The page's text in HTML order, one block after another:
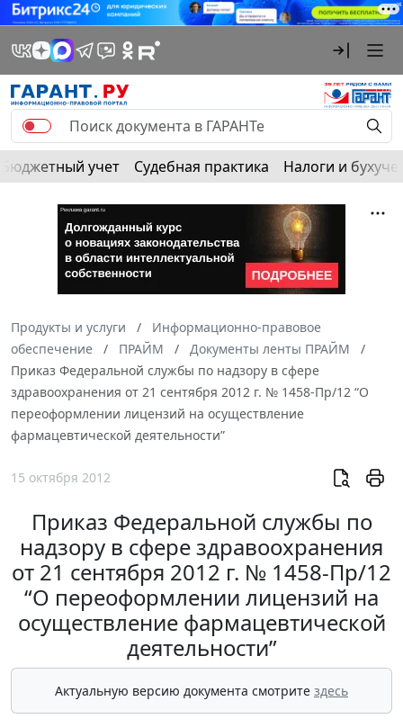
Бюджетный учет Судебная практика Налоги и
Продукты и услуги
Информационно-правовое
обеспечение
ПРАЙМ
Документы ленты ПРАЙМ
Приказ Федеральной службы по надзору в сфере
здравоохранения от 21 сентября 2012 г. № 1458-Пр/12 “О
переоформлении лицензий на осуществление
фармацевтической деятельности”
15 октября 2012
Приказ Федеральной службы по
надзору в сфере здравоохранения
от 21 сентября 2012 г. № 1458-Пр/12
“О переоформлении лицензий на
осуществление фармацевтической
деятельности”
Актуальную версию документа смотрите здесь